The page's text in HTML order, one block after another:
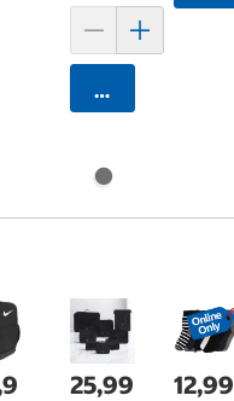
카트에 담기
25,99
12,99